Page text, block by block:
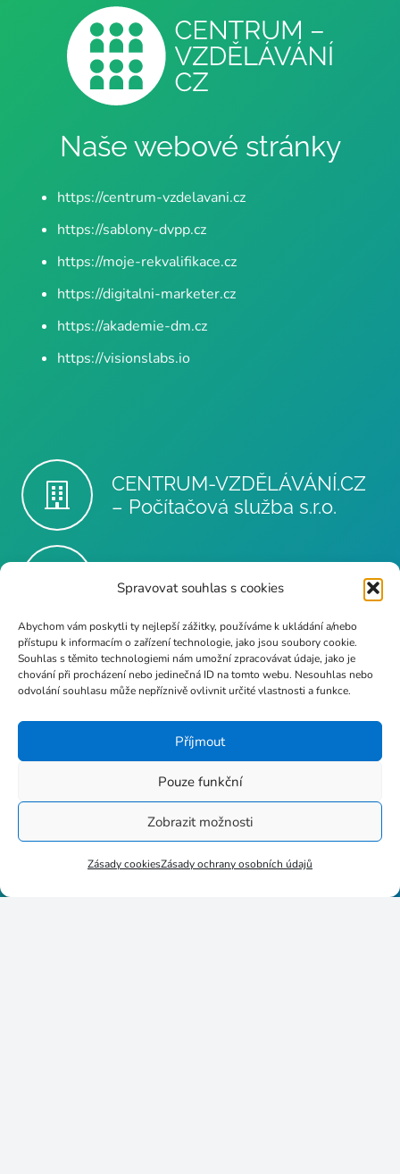
Spravovat souhlas s cookies
Abychom vám poskytli ty nejlepší zážitky, používáme k ukládání a/nebo
přístupu k informacím o zařízení technologie, jako jsou soubory cookie.
Souhlas s těmito technologiemi nám umožní zpracovávat údaje, jako je
chování při procházení nebo jedinečná ID na tomto webu. Nesouhlas nebo
odvolání souhlasu může nepříznivě ovlivnit určité vlastnosti a funkce.
Příjmout
Pouze funkční
Zobrazit možnosti
Zásady cookiesZásady ochrany osobních údajů
Naše webové stránky
https://centrum-vzdelavani.cz
https://sablony-dvpp.cz
https://moje-rekvalifikace.cz
https://digitalni-marketer.cz
https://akademie-dm.cz
https://visionslabs.io
CENTRUM-VZDĚLÁVÁNÍ.CZ
– Počítačová služba s.r.o.
info@poc-sluzba.cz
+420 724 189 681
Stupkova 413/1a, 779 00
Olomouc